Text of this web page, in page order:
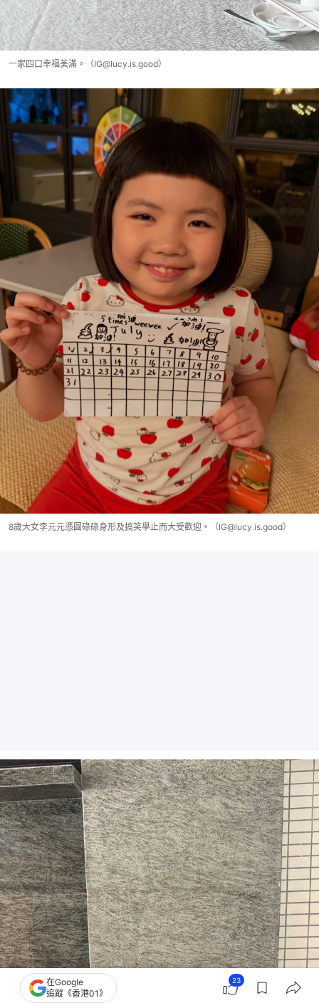
一家四口幸福美滿。（IG@lucy.is.good）
8歲大女李元元憑圓碌碌身形及搞笑舉止而大受歡迎。（IG@lucy.is.good）
在Google
追蹤《香港01》
23